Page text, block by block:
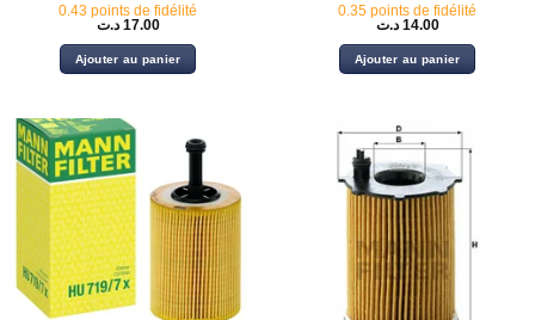
0.43 points de fidélité
17.00 د.ت
Ajouter au panier
0.35 points de fidélité
14.00 د.ت
Ajouter au panier